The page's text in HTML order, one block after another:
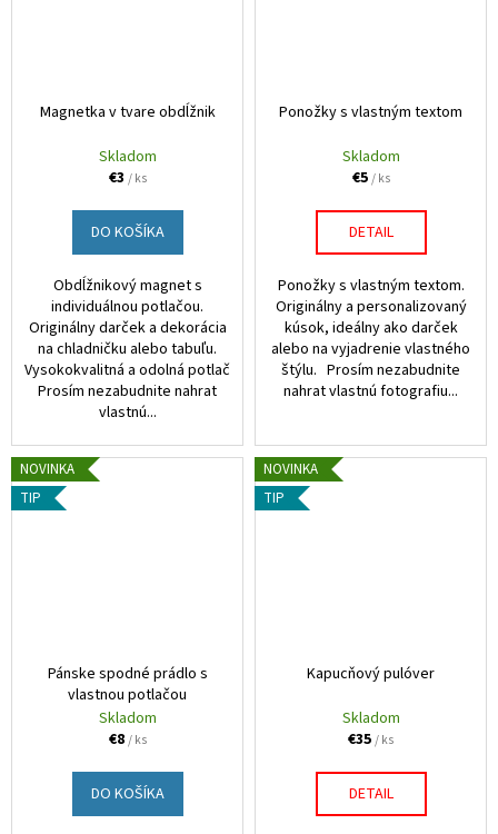
u
n
m
i
Magnetka v tvare obdĺžnik
Skladom
€3 / ks
DO KOŠÍKA
Obdĺžnikový magnet s
individuálnou potlačou.
Originálny darček a dekorácia
na chladničku alebo tabuľu.
Vysokokvalitná a odolná potlač
Prosím nezabudnite nahrat
vlastnú...
Ponožky s vlastným textom
Skladom
€5/ ks
DETAIL
Ponožky s vlastným textom.
Originálny a personalizovaný
kúsok, ideálny ako darček
alebo na vyjadrenie vlastného
štýlu. Prosím nezabudnite
nahrat vlastnú fotografiu...
NOVINKA
TIP
Pánske spodné prádlo s
vlastnou potlačou
Skladom
€8/ ks
DO KOŠÍKA
NOVINKA
TIP
Kapucňový pulóver
Skladom
€35/ ks
DETAIL